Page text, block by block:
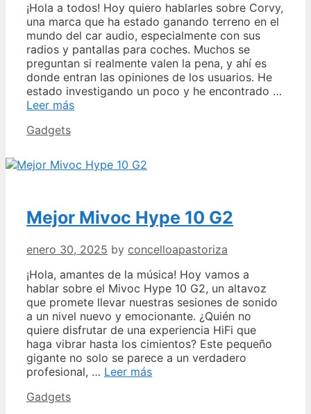
¡Hola a todos! Hoy quiero hablarles sobre Corvy,
una marca que ha estado ganando terreno en el
mundo del car audio, especialmente con sus
radios y pantallas para coches. Muchos se
preguntan si realmente valen la pena, y ahí es
donde entran las opiniones de los usuarios. He
estado investigando un poco y he encontrado …
Leer másMejor
Categories
Gadgets
Mejor Mivoc Hype 10 G2
enero 30, 2025 by concelloapastoriza
¡Hola, amantes de la música! Hoy vamos a
hablar sobre el Mivoc Hype 10 G2, un altavoz
que promete llevar nuestras sesiones de sonido
a un nivel nuevo y emocionante. ¿Quién no
quiere disfrutar de una experiencia HiFi que
haga vibrar hasta los cimientos? Este pequeño
gigante no solo se parece a un verdadero
profesional, … Leer másMejor
Categories
Gadgets